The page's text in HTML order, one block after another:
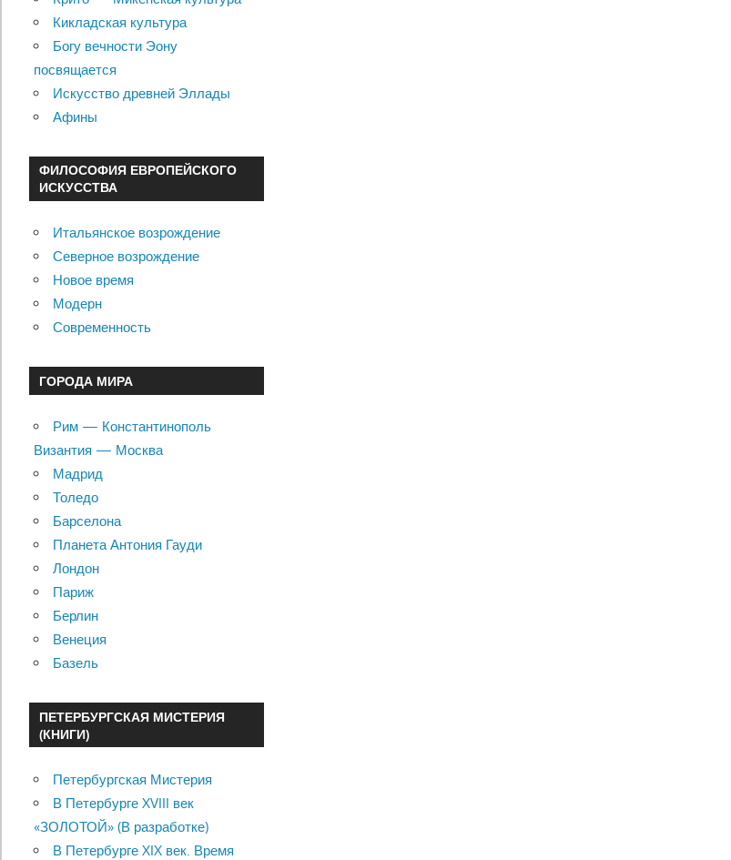
Кикладская культура
Богу вечности Эону
посвящается
Искусство древней Эллады
Афины
ФИЛОСОФИЯ ЕВРОПЕЙСКОГО
ИСКУССТВА
Итальянское возрождение
Северное возрождение
Новое время
Модерн
Современность
ГОРОДА МИРА
Рим — Константинополь
Византия — Москва
Мадрид
Толедо
Барселона
Планета Антония Гауди
Лондон
Париж
Берлин
Венеция
Базель
ПЕТЕРБУРГСКАЯ МИСТЕРИЯ
(КНИГИ)
Петербургская Мистерия
В Петербурге XVIII век
«ЗОЛОТОЙ» (В разработке)
В Петербурге XIX век. Время